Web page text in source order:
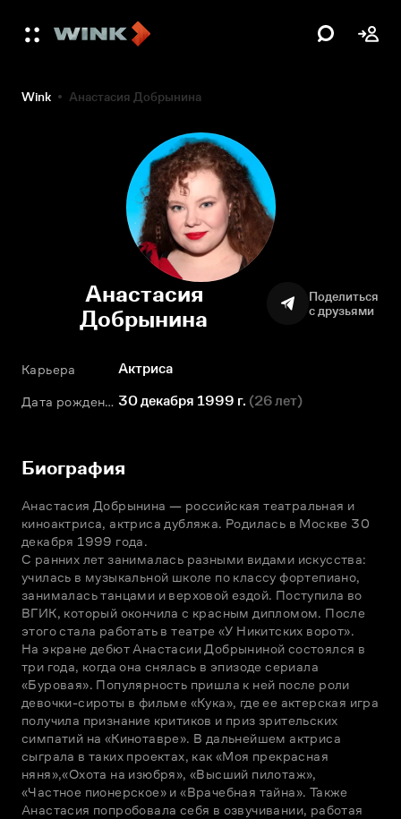
Wink Анастасия Добрынина
Анастасия
Добрынина
Поделиться
с друзьями
Карьера Актриса
Дата рождения 30 декабря 1999 г. (26 лет)
Биография
Анастасия Добрынина — российская театральная и
киноактриса, актриса дубляжа. Родилась в Москве 30
декабря 1999 года.
С ранних лет занималась разными видами искусства:
училась в музыкальной школе по классу фортепиано,
занималась танцами и верховой ездой. Поступила во
ВГИК, который окончила с красным дипломом. После
этого стала работать в театре «У Никитских ворот».
На экране дебют Анастасии Добрыниной состоялся в
три года, когда она снялась в эпизоде сериала
«Буровая». Популярность пришла к ней после роли
девочки-сироты в фильме «Кука», где ее актерская игра
получила признание критиков и приз зрительских
симпатий на «Кинотавре». В дальнейшем актриса
сыграла в таких проектах, как «Моя прекрасная
няня»,«Охота на изюбря», «Высший пилотаж»,
«Частное пионерское» и «Врачебная тайна». Также
Анастасия попробовала себя в озвучивании, работая